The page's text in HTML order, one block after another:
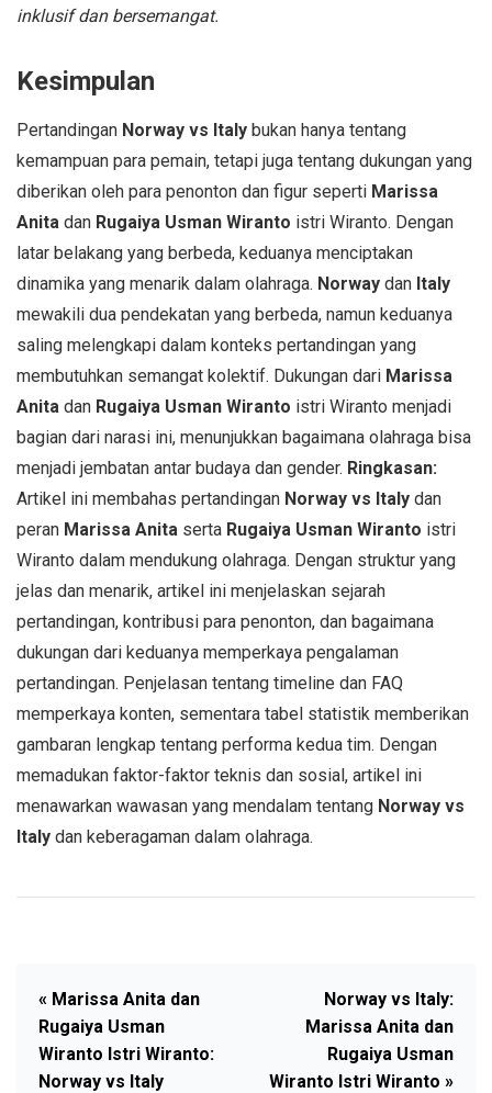
inklusif dan bersemangat.
Kesimpulan
Pertandingan Norway vs Italy bukan hanya tentang
kemampuan para pemain, tetapi juga tentang dukungan yang
diberikan oleh para penonton dan figur seperti Marissa
Anita dan Rugaiya Usman Wiranto istri Wiranto. Dengan
latar belakang yang berbeda, keduanya menciptakan
dinamika yang menarik dalam olahraga. Norway dan Italy
mewakili dua pendekatan yang berbeda, namun keduanya
saling melengkapi dalam konteks pertandingan yang
membutuhkan semangat kolektif. Dukungan dari Marissa
Anita dan Rugaiya Usman Wiranto istri Wiranto menjadi
bagian dari narasi ini, menunjukkan bagaimana olahraga bisa
menjadi jembatan antar budaya dan gender. Ringkasan:
Artikel ini membahas pertandingan Norway vs Italy dan
peran Marissa Anita serta Rugaiya Usman Wiranto istri
Wiranto dalam mendukung olahraga. Dengan struktur yang
jelas dan menarik, artikel ini menjelaskan sejarah
pertandingan, kontribusi para penonton, dan bagaimana
dukungan dari keduanya memperkaya pengalaman
pertandingan. Penjelasan tentang timeline dan FAQ
memperkaya konten, sementara tabel statistik memberikan
gambaran lengkap tentang performa kedua tim. Dengan
memadukan faktor-faktor teknis dan sosial, artikel ini
menawarkan wawasan yang mendalam tentang Norway vs
Italy dan keberagaman dalam olahraga.
« Marissa Anita dan
Rugaiya Usman
Wiranto Istri Wiranto:
Norway vs Italy
Norway vs Italy:
Marissa Anita dan
Rugaiya Usman
Wiranto Istri Wiranto »